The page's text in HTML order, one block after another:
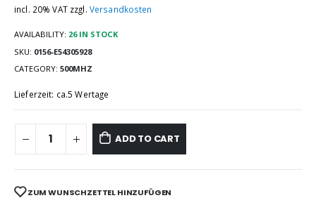
incl. 20% VAT zzgl. Versandkosten
AVAILABILITY: 26 IN STOCK
SKU: 0156-E54305928
CATEGORY: 500MHZ
Lieferzeit: ca.5 Wertage
ADD TO CART
ZUM WUNSCHZETTEL HINZUFÜGEN